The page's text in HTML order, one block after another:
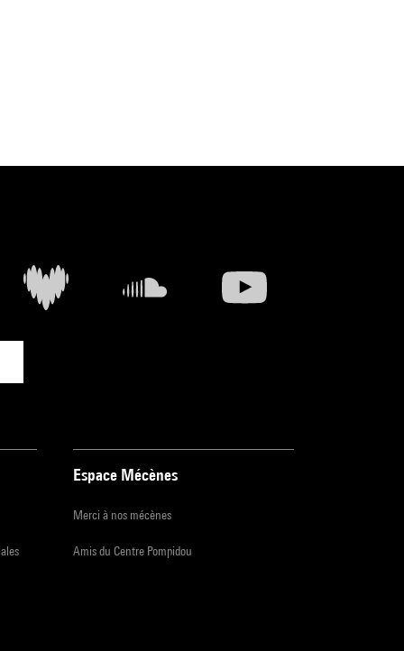
Espace Mécènes
Merci à nos mécènes
Amis du Centre Pompidou